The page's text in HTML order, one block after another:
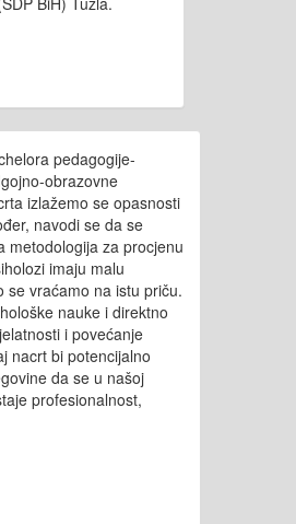
pedagogije-
obrazovne
izlažemo se opasnosti
navodi se da se
metodologija za procjenu
imaju malu
se vraćamo na istu priču.
nauke i direktno
i povećanje
nacrt bi potencijalno
da se u našoj
profesionalnost,